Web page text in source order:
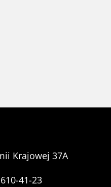
Krajowej 37A
41-23